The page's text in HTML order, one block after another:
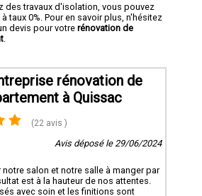
des travaux d'isolation, vous pouvez
taux 0%. Pour en savoir plus, n'hésitez
devis pour votre rénovation de
rénovation de
à Quissac
(22 avis )
Avis déposé le 29/06/2024
salon et notre salle à manger par
est à la hauteur de nos attentes.
avec soin et les finitions sont